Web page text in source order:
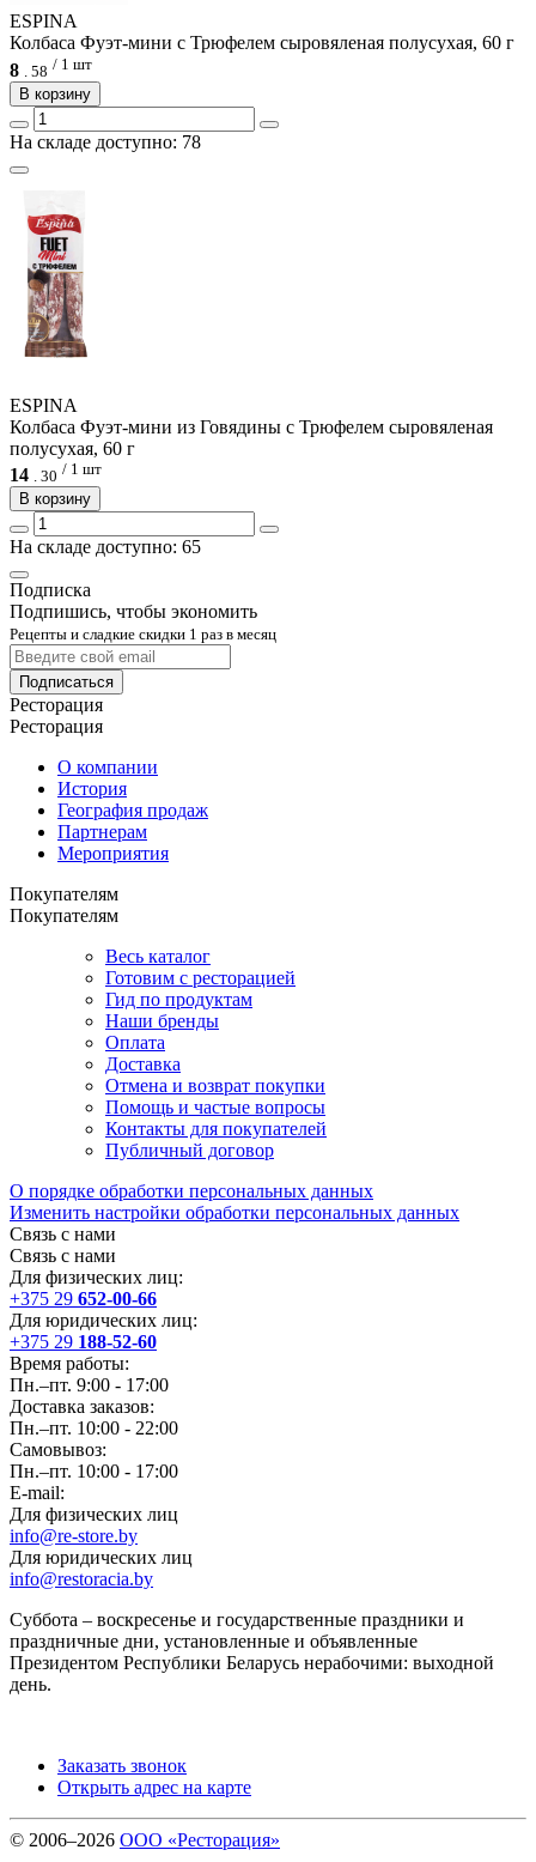
ESPINA
Колбаса Фуэт-мини с Трюфелем сыровяленая полусухая, 60 г
8
58 / 1 шт
В корзину
На складе доступно: 78
ESPINA
Колбаса Фуэт-мини из Говядины с Трюфелем сыровяленая
полусухая, 60 г
14 . 30 / 1 шт
В корзину
На складе доступно: 65
Подписка
Подпишись, чтобы экономить
Рецепты и сладкие скидки 1 раз в месяц
Подписаться
Ресторация
Ресторация
О компании
История
География продаж
Партнерам
Мероприятия
Покупателям
Покупателям
Весь каталог
Готовим с ресторацией
Гид по продуктам
Наши бренды
Оплата
Доставка
Отмена и возврат покупки
Помощь и частые вопросы
Контакты для покупателей
Публичный договор
О порядке обработки персональных данных
Изменить настройки обработки персональных данных
Связь с нами
Связь с нами
Для физических лиц:
+375 29 652-00-66
Для юридических лиц:
+375 29 188-52-60
Время работы:
Пн.–пт. 9:00 - 17:00
Доставка заказов:
Пн.–пт. 10:00 - 22:00
Самовывоз:
Пн.–пт. 10:00 - 17:00
E-mail:
Для физических лиц
info@re-store.by
Для юридических лиц
info@restoracia.by
Суббота – воскресенье и государственные праздники и
праздничные дни, установленные и объявленные
Президентом Республики Беларусь нерабочими: выходной
день.
Заказать звонок
Открыть адрес на карте
© 2006–2026 ООО «Ресторация»